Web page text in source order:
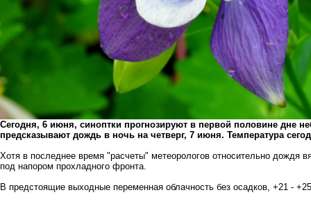
Сегодня, 6 июня, синоптки прогнозируют в первой половине дне
предсказывают дождь в ночь на четверг, 7 июня. Температура
Хотя в последнее время "расчеты" метеорологов относительно дождя
под напором прохладного фронта.
В предстоящие выходные переменная облачность без осадков, +21 -